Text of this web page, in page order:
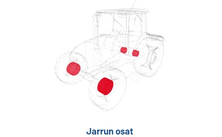
Jarrun osat